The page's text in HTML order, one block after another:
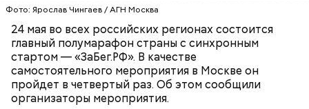
Фото: Ярослав Чингаев / АГН Москва
24 мая во всех российских регионах состоится
главный полумарафон страны с синхронным
стартом — «ЗаБег.РФ». В качестве
самостоятельного мероприятия в Москве он
пройдет в четвертый раз. Об этом сообщили
организаторы мероприятия.
Терапевт Кондрахин назвал
выводят токсины из организма
Чистит сосуды и защищает от
рака: чем полезен кресс-салат